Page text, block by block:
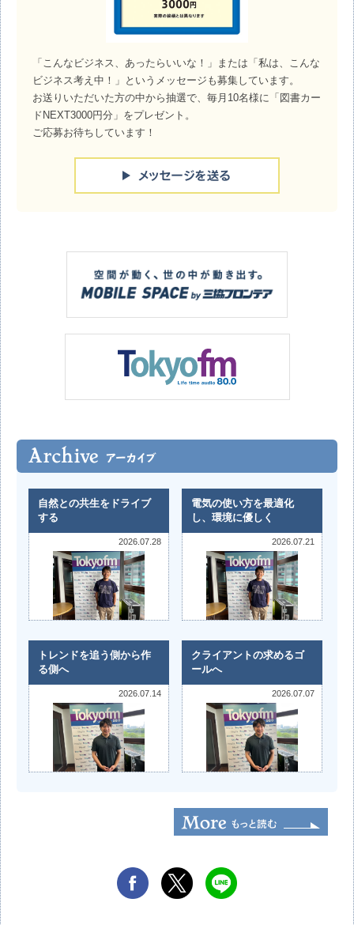
「こんなビジネス、あったらいいな！」または「私は、こんな
ビジネス考え中！」というメッセージも募集しています。
お送りいただいた方の中から抽選で、毎月10名様に「図書カー
ドNEXT3000円分」をプレゼント。
ご応募お待ちしています！
自然との共生をドライブ
する
2026.07.28
電気の使い方を最適化
し、環境に優しく
2026.07.21
トレンドを追う側から作
る側へ
2026.07.14
クライアントの求めるゴ
ールへ
2026.07.07